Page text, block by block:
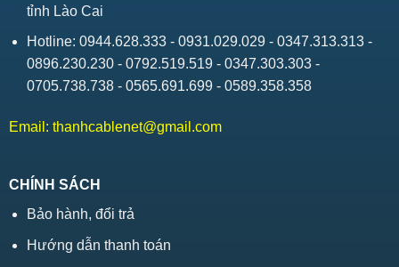
tỉnh Lào Cai
Hotline: 0944.628.333 - 0931.029.029 - 0347.313.313 -
0896.230.230 - 0792.519.519 - 0347.303.303 -
0705.738.738 - 0565.691.699 - 0589.358.358
Email: thanhcablenet@gmail.com
CHÍNH SÁCH
Bảo hành, đổi trả
Hướng dẫn thanh toán